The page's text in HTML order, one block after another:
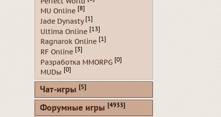
MU Online [8]
Jade Dynasty [1]
Ultima Online [13]
Ragnarok Online [1]
RF Online [3]
Разработка MMORPG [0]
MUDы [0]
Чат-игры [5]
Форумные игры [4933]